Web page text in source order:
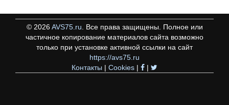
© 2026 AVS75.ru. Все права защищены. Полное или
частичное копирование материалов сайта возможно
только при установке активной ссылки на сайт
https://avs75.ru
Контакты | Cookies | |